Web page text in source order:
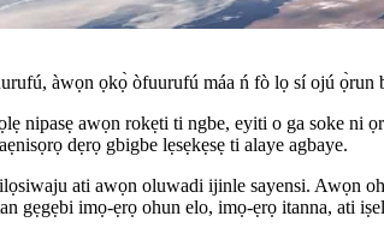
àwọn ọkọ̀ òfuurufú máa ń fò lọ sí ojú
awọn rokẹti ti ngbe, eyiti o ga soke ni
dẹrọ gbigbe lẹsẹkẹsẹ ti alaye agbaye.
ati awọn oluwadi ijinle sayensi. Awọn
gẹgẹbi imọ-ẹrọ ohun elo, imọ-ẹrọ itanna, ati